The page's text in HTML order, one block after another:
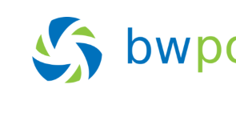
content